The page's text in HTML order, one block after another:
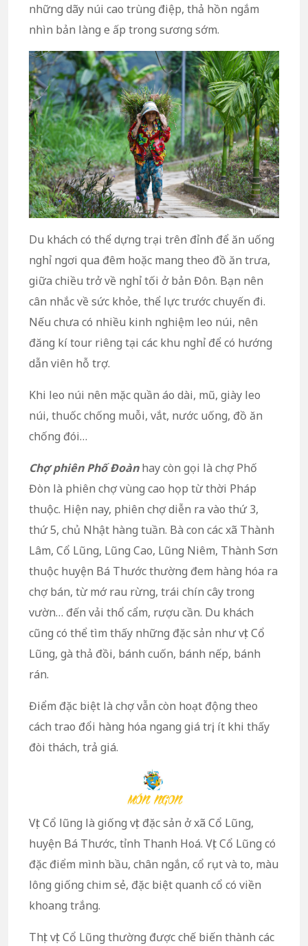
những dãy núi cao trùng điệp, thả hồn ngắm
nhìn bản làng e ấp trong sương sớm.
Du khách có thể dựng trại trên đỉnh để ăn uống
nghỉ ngơi qua đêm hoặc mang theo đồ ăn trưa,
giữa chiều trở về nghỉ tối ở bản Đôn. Bạn nên
cân nhắc về sức khỏe, thể lực trước chuyến đi.
Nếu chưa có nhiều kinh nghiệm leo núi, nên
đăng kí tour riêng tại các khu nghỉ để có hướng
dẫn viên hỗ trợ.
Khi leo núi nên mặc quần áo dài, mũ, giày leo
núi, thuốc chống muỗi, vắt, nước uống, đồ ăn
chống đói…
Chợ phiên Phố Đoànhay còn gọi là chợ Phố
Đòn là phiên chợ vùng cao họp từ thời Pháp
thuộc. Hiện nay, phiên chợ diễn ra vào thứ 3,
thứ 5, chủ Nhật hàng tuần. Bà con các xã Thành
Lâm, Cổ Lũng, Lũng Cao, Lũng Niêm, Thành Sơn
thuộc huyện Bá Thước thường đem hàng hóa ra
chợ bán, từ mớ rau rừng, trái chín cây trong
vườn… đến vải thổ cẩm, rượu cần. Du khách
cũng có thể tìm thấy những đặc sản như vịt Cổ
Lũng, gà thả đồi, bánh cuốn, bánh nếp, bánh
rán.
Điểm đặc biệt là chợ vẫn còn hoạt động theo
cách trao đổi hàng hóa ngang giá trị, ít khi thấy
đòi thách, trả giá.
Vịt Cổ lũng là giống vịt đặc sản ở xã Cổ Lũng,
huyện Bá Thước, tỉnh Thanh Hoá. Vịt Cổ Lũng có
đặc điểm mình bầu, chân ngắn, cổ rụt và to, màu
lông giống chim sẻ, đặc biệt quanh cổ có viền
khoang trắng.
Thịt vịt Cổ Lũng thường được chế biến thành các